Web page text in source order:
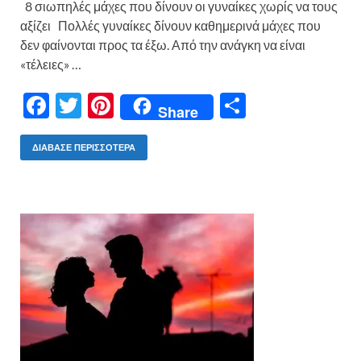
8 σιωπηλές μάχες που δίνουν οι γυναίκες χωρίς να τους
αξίζει Πολλές γυναίκες δίνουν καθημερινά μάχες που
δεν φαίνονται προς τα έξω. Από την ανάγκη να είναι
«τέλειες» …
F
ac
e
o
o
k
T
w
itt
Pi
nt
er
t
Share
σ
τε
ίτ
ε
ΔΙΆΒΑΣΕ ΠΕΡΙΣΣΌΤΕΡΑ